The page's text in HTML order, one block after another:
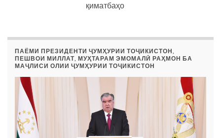
қиматбаҳо
ПАЁМИ ПРЕЗИДЕНТИ ҶУМҲУРИИ ТОҶИКИСТОН,
ПЕШВОИ МИЛЛАТ, МУҲТАРАМ ЭМОМАЛӢ РАҲМОН БА
МАҶЛИСИ ОЛИИ ҶУМҲУРИИ ТОҶИКИСТОН